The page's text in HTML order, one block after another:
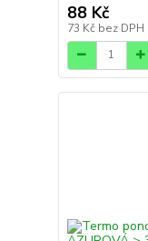
88 Kč
73 Kč bez DPH